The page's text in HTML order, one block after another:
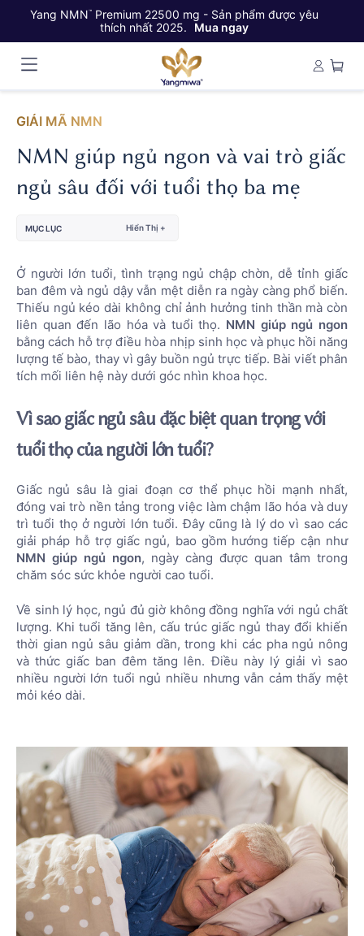
Yang NMN™Premium 22500 mg - Sản phẩm được yêu
thích nhất 2025.
Mua ngay
GIẢI MÃ NMN
NMN giúp ngủ ngon và vai trò giấc
ngủ sâu đối với tuổi thọ ba mẹ
MỤC LỤC Hiển Thị +
Ở người lớn tuổi, tình trạng ngủ chập chờn, dễ tỉnh giấc
ban đêm và ngủ dậy vẫn mệt diễn ra ngày càng phổ biến.
Thiếu ngủ kéo dài không chỉ ảnh hưởng tinh thần mà còn
liên quan đến lão hóa và tuổi thọ. NMN giúp ngủ ngon
bằng cách hỗ trợ điều hòa nhịp sinh học và phục hồi năng
lượng tế bào, thay vì gây buồn ngủ trực tiếp. Bài viết phân
tích mối liên hệ này dưới góc nhìn khoa học.
Vì sao giấc ngủ sâu đặc biệt quan trọng với
tuổi thọ của người lớn tuổi?
Giấc ngủ sâu là giai đoạn cơ thể phục hồi mạnh nhất,
đóng vai trò nền tảng trong việc làm chậm lão hóa và duy
trì tuổi thọ ở người lớn tuổi. Đây cũng là lý do vì sao các
giải pháp hỗ trợ giấc ngủ, bao gồm hướng tiếp cận như
NMN giúp ngủ ngon, ngày càng được quan tâm trong
chăm sóc sức khỏe người cao tuổi.
Về sinh lý học, ngủ đủ giờ không đồng nghĩa với ngủ chất
lượng. Khi tuổi tăng lên, cấu trúc giấc ngủ thay đổi khiến
thời gian ngủ sâu giảm dần, trong khi các pha ngủ nông
và thức giấc ban đêm tăng lên. Điều này lý giải vì sao
nhiều người lớn tuổi ngủ nhiều nhưng vẫn cảm thấy mệt
mỏi kéo dài.